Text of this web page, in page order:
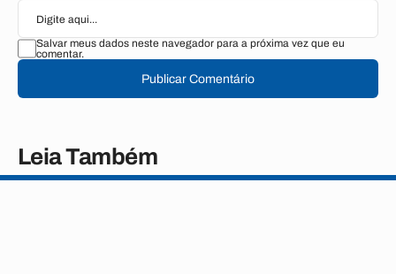
Salvar meus dados neste navegador para a próxima vez que eu
comentar.
Publicar Comentário
Leia Também